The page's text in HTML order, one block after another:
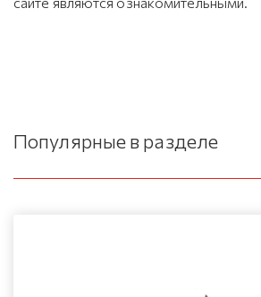
Популярные в разделе